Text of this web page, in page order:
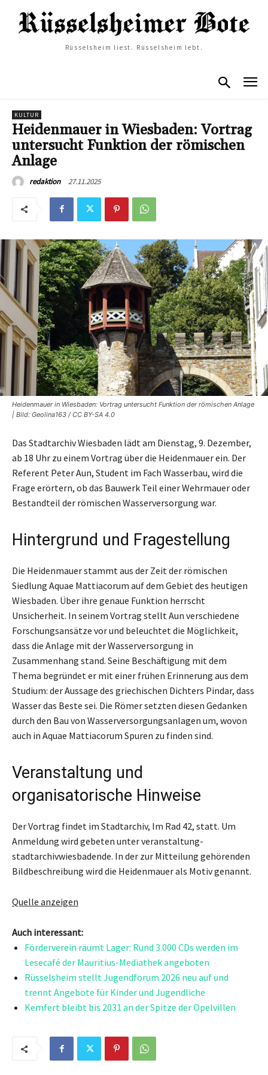
Rüsselsheim liest. Rüsselsheim lebt.
KULTUR
Heidenmauer in Wiesbaden: Vortrag
untersucht Funktion der römischen
Anlage
redaktion 27.11.2025
Heidenmauer in Wiesbaden: Vortrag untersucht Funktion der römischen Anlage
| Bild: Geolina163 / CC BY-SA 4.0
Das Stadtarchiv Wiesbaden lädt am Dienstag, 9. Dezember,
ab 18 Uhr zu einem Vortrag über die Heidenmauer ein. Der
Referent Peter Aun, Student im Fach Wasserbau, wird die
Frage erörtern, ob das Bauwerk Teil einer Wehrmauer oder
Bestandteil der römischen Wasserversorgung war.
Hintergrund und Fragestellung
Die Heidenmauer stammt aus der Zeit der römischen
Siedlung Aquae Mattiacorum auf dem Gebiet des heutigen
Wiesbaden. Über ihre genaue Funktion herrscht
Unsicherheit. In seinem Vortrag stellt Aun verschiedene
Forschungsansätze vor und beleuchtet die Möglichkeit,
dass die Anlage mit der Wasserversorgung in
Zusammenhang stand. Seine Beschäftigung mit dem
Thema begründet er mit einer frühen Erinnerung aus dem
Studium: der Aussage des griechischen Dichters Pindar, dass
Wasser das Beste sei. Die Römer setzten diesen Gedanken
durch den Bau von Wasserversorgungsanlagen um, wovon
auch in Aquae Mattiacorum Spuren zu finden sind.
Veranstaltung und
organisatorische Hinweise
Der Vortrag findet im Stadtarchiv, Im Rad 42, statt. Um
Anmeldung wird gebeten unter veranstaltung-
stadtarchivwiesbadende. In der zur Mitteilung gehörenden
Bildbeschreibung wird die Heidenmauer als Motiv genannt.
Quelle anzeigen
Auch interessant:
Förderverein räumt Lager: Rund 3.000 CDs werden im
Lesecafé der Mauritius-Mediathek angeboten
Rüsselsheim stellt Jugendforum 2026 neu auf und
trennt Angebote für Kinder und Jugendliche
Kemfert bleibt bis 2031 an der Spitze der Opelvillen